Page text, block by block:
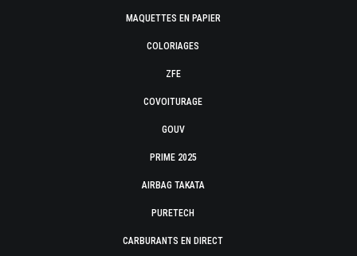
MAQUETTES EN PAPIER
COLORIAGES
ZFE
COVOITURAGE
GOUV
PRIME 2025
AIRBAG TAKATA
PURETECH
CARBURANTS EN DIRECT